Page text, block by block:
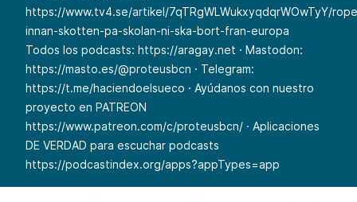
https://www.tv4.se/artikel/7qTRgWLWukxyqdqrWOwTyY/
innan-skotten-pa-skolan-ni-ska-bort-fran-europa
Todos los podcasts: https://aragay.net · Mastodon:
https://masto.es/@proteusbcn · Telegram:
https://t.me/haciendoelsueco · Ayúdanos con nuestro
proyecto en PATREON
https://www.patreon.com/c/proteusbcn/ · Aplicaciones
DE VERDAD para escuchar podcasts
https://podcastindex.org/apps?appTypes=app